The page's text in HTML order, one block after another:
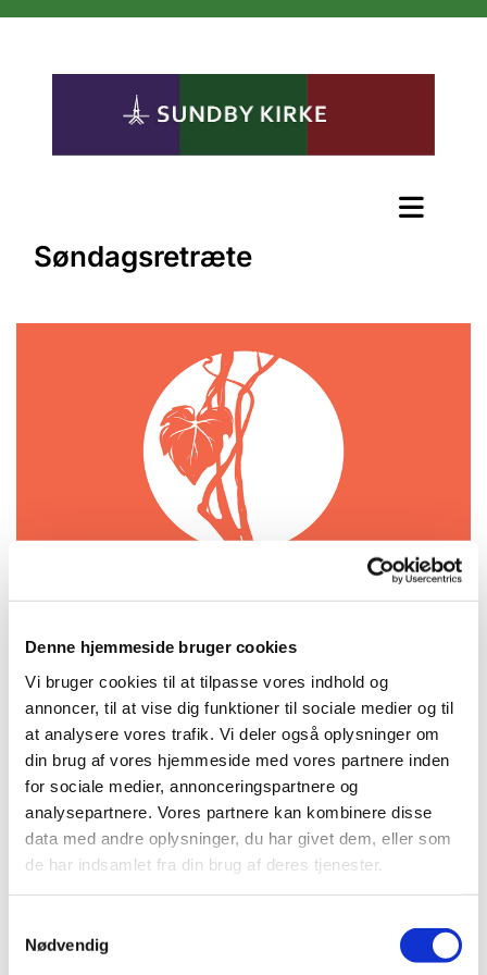
Denne hjemmeside bruger cookies
Vi bruger cookies til at tilpasse vores indhold og
annoncer, til at vise dig funktioner til sociale medier og til
at analysere vores trafik. Vi deler også oplysninger om
din brug af vores hjemmeside med vores partnere inden
for sociale medier, annonceringspartnere og
analysepartnere. Vores partnere kan kombinere disse
data med andre oplysninger, du har givet dem, eller som
de har indsamlet fra din brug af deres tjenester.
Nødvendig
Søndagsretræte
Søndag 18. juli 2027, kl. 18:00 -
21:00
Kirken, Amagerbrogade 71, 2300
København S
gratis